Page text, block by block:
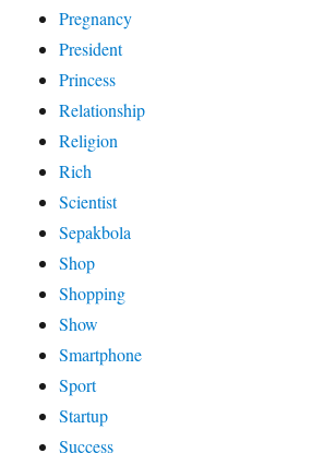
Pregnancy
President
Princess
Relationship
Religion
Rich
Scientist
Sepakbola
Shop
Shopping
Show
Smartphone
Sport
Startup
Success